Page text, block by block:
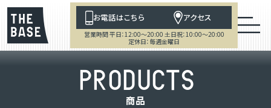
お電話はこちら アクセス
営業時間 平日：12:00～20:00 土日祝：10:00～20:00
定休日：毎週金曜日
PRODUCTS
商品